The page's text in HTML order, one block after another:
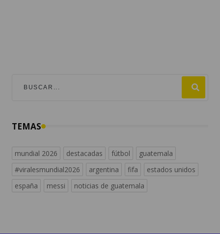
mundial 2026
españa
messi noticias de guatemala